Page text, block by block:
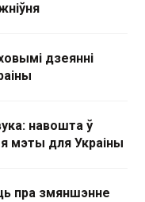
дзеянні
навошта ў
мэты для Украіны
пра змяншэнне